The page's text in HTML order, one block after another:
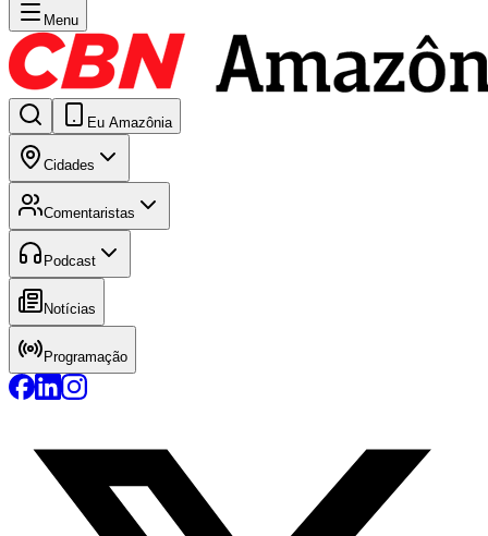
Menu
Eu Amazônia
Cidades
Comentaristas
Podcast
Notícias
Programação